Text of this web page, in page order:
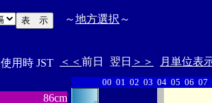
～地方選択 ～
使用時 JST ＜＜ 前日 翌日 ＞＞ 月単位表
86cm
00 01 02 03 04 05 06 07